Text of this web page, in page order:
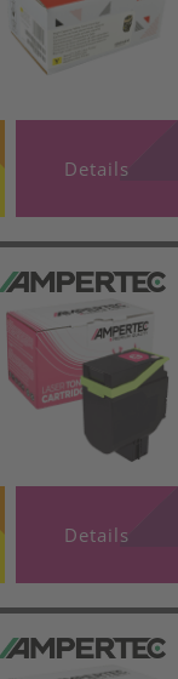
Details
Details